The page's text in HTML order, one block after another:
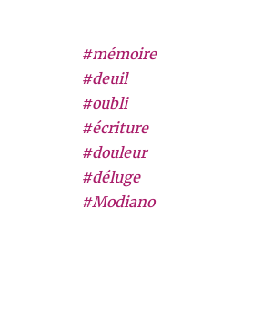
#mémoire
#deuil
#oubli
#écriture
#douleur
#déluge
#Modiano